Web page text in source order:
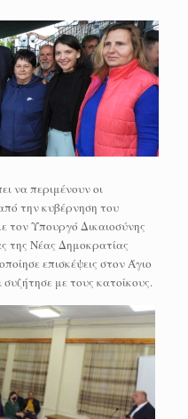
να περιμένουν οι
την κυβέρνηση του
Υπουργό Δικαιοσύνης
της Νέας Δημοκρατίας
επισκέψεις στον Άγιο
με τους κατοίκους.